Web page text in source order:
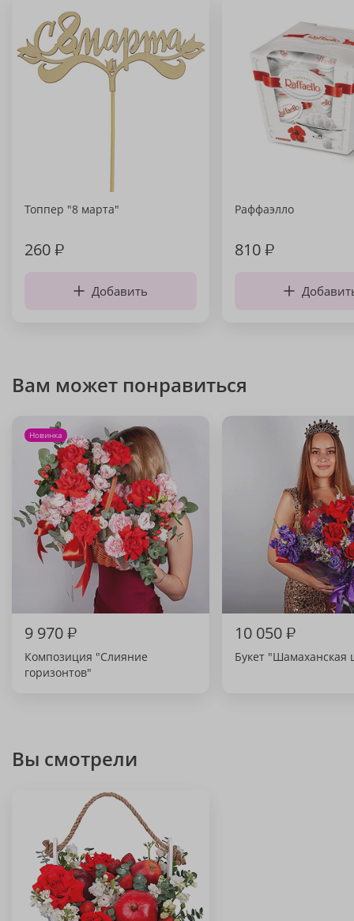
Топпер "8 марта"
260₽
Добавить
Раффаэлло
810₽
Вам может понравиться
Новинка
9 970₽
Композиция "Слияние
горизонтов"
10 050₽
Букет "Шамаханская
Вы смотрели